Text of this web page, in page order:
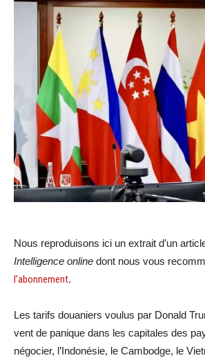
Nous reproduisons ici un extrait d’un
Intelligence online dont nous vous
l’abonnement.
Les tarifs douaniers voulus par Donald
vent de panique dans les capitales des
négocier, l’Indonésie, le Cambodge, le